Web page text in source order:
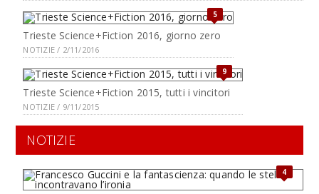
5
Trieste Science+Fiction 2016, giorno zero
NOTIZIE / 2/11/2016
9
Trieste Science+Fiction 2015, tutti i vincitori
NOTIZIE / 9/11/2015
NOTIZIE
4